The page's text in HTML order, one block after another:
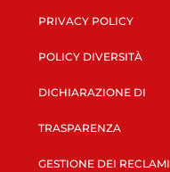
PRIVACY POLICY
POLICY DIVERSITÀ
DICHIARAZIONE DI
TRASPARENZA
GESTIONE DEI RECLAMI